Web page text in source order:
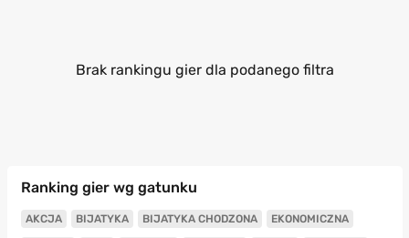
Brak rankingu gier dla podanego filtra
Ranking gier wg gatunku
AKCJA BIJATYKA BIJATYKA CHODZONA EKONOMICZNA